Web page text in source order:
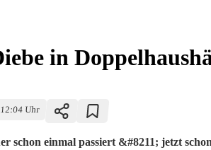
in
Uhr
schon einmal passiert &#8211; jetzt